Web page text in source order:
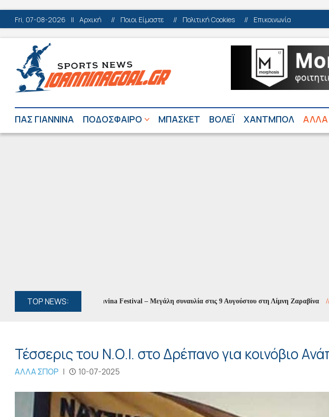
Fri, 07-08-2026 || Αρχική // Ποιοι Είμαστε // Πολιτική Cookies // Επικοινωνία
ΠΑΣ ΓΙΑΝΝΙΝΑ ΠΟΔΟΣΦΑΙΡΟ ΜΠΑΣΚΕΤ ΒΟΛΕΪ ΧΑΝΤΜΠΟΛ
TOP NEWS:
Ασλανίδου στο 8ο Zaravina Festival – Μεγάλη συναυλία στις 9 Αυγούστου στη Λίμνη Ζαραβίνα //
Τέσσερις του Ν.Ο.Ι. στο Δρέπανο για κοινόβιο
ΑΛΛΑ ΣΠΟΡ | 10-07-2025